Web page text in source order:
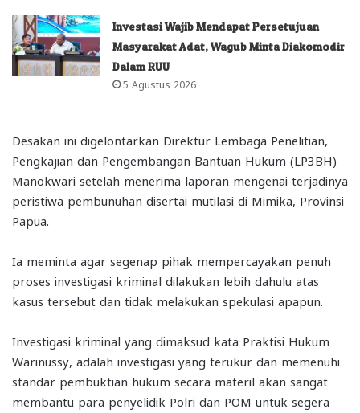
Investasi Wajib Mendapat Persetujuan
Masyarakat Adat, Wagub Minta Diakomodir
Dalam RUU
5 Agustus 2026
Desakan ini digelontarkan Direktur Lembaga Penelitian,
Pengkajian dan Pengembangan Bantuan Hukum (LP3BH)
Manokwari setelah menerima laporan mengenai terjadinya
peristiwa pembunuhan disertai mutilasi di Mimika, Provinsi
Papua.
Ia meminta agar segenap pihak mempercayakan penuh
proses investigasi kriminal dilakukan lebih dahulu atas
kasus tersebut dan tidak melakukan spekulasi apapun.
Investigasi kriminal yang dimaksud kata Praktisi Hukum
Warinussy, adalah investigasi yang terukur dan memenuhi
standar pembuktian hukum secara materil akan sangat
membantu para penyelidik Polri dan POM untuk segera